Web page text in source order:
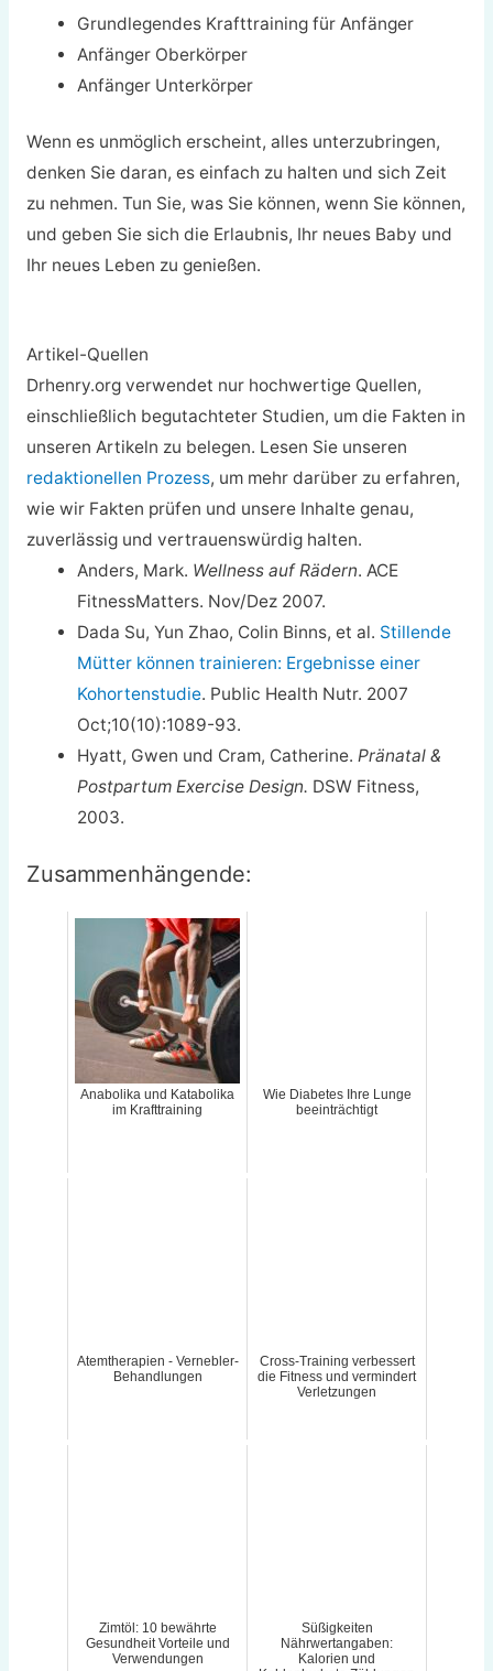
Grundlegendes Krafttraining für Anfänger
Anfänger Oberkörper
Anfänger Unterkörper
Wenn es unmöglich erscheint, alles unterzubringen,
denken Sie daran, es einfach zu halten und sich Zeit
zu nehmen. Tun Sie, was Sie können, wenn Sie können,
und geben Sie sich die Erlaubnis, Ihr neues Baby und
Ihr neues Leben zu genießen.
Artikel-Quellen
Drhenry.org verwendet nur hochwertige Quellen,
einschließlich begutachteter Studien, um die Fakten in
unseren Artikeln zu belegen. Lesen Sie unseren
redaktionellen Prozess, um mehr darüber zu erfahren,
wie wir Fakten prüfen und unsere Inhalte genau,
zuverlässig und vertrauenswürdig halten.
Anders, Mark. Wellness auf Rädern. ACE
FitnessMatters. Nov/Dez 2007.
Dada Su, Yun Zhao, Colin Binns, et al. Stillende
Mütter können trainieren: Ergebnisse einer
Kohortenstudie. Public Health Nutr. 2007
Oct;10(10):1089-93.
Hyatt, Gwen und Cram, Catherine.Pränatal &
Postpartum Exercise Design. DSW Fitness,
2003.
Zusammenhängende:
Anabolika und Katabolika
im Krafttraining
Wie Diabetes Ihre Lunge
beeinträchtigt
Atemtherapien - Vernebler-
Behandlungen
Cross-Training verbessert
die Fitness und vermindert
Verletzungen
Zimtöl: 10 bewährte
Gesundheit Vorteile und
Verwendungen
Süßigkeiten
Nährwertangaben:
Kalorien und